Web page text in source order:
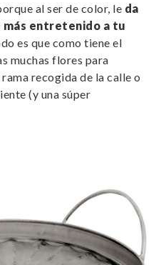
al ser de color, le da
entretenido a tu
es que como tiene el
muchas flores para
recogida de la calle o
(y una súper